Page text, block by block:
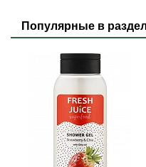
Популярные в